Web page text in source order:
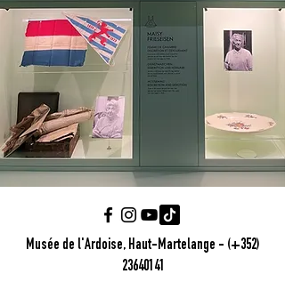
Musée de l'Ardoise, Haut-Martelange - (+352)
23640141